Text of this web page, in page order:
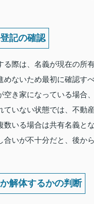
記の確認
る際は、名義が現在の所
めないため最初に確認す
空き家になっている場合
ていない状態では、不動
数いる場合は共有名義と
合いが不十分だと、後か
解体するかの判断